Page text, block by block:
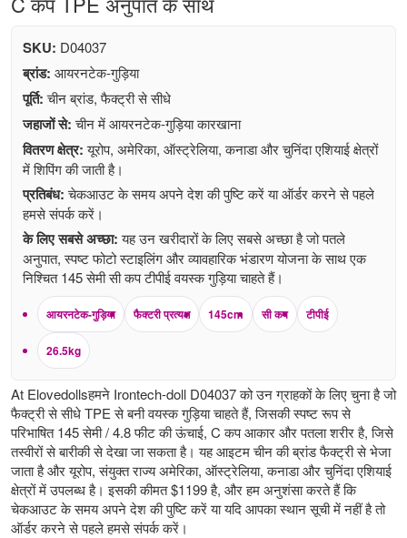
SKU: D04037
ब्रांड: आयरनटेक-गुड़िया
पूर्ति:चीन ब्रांड, फैक्ट्री से सीधे
जहाजों से:चीन में आयरनटेक-गुड़िया कारखाना
वितरण क्षेत्र:यूरोप, अमेरिका, ऑस्ट्रेलिया, कनाडा और चुनिंदा एशियाई क्षेत्रों
में शिपिंग की जाती है।
प्रतिबंध:चेकआउट के समय अपने देश की पुष्टि करें या ऑर्डर करने से पहले
हमसे संपर्क करें।
के लिए सबसे अच्छा:यह उन खरीदारों के लिए सबसे अच्छा है जो पतले
अनुपात, स्पष्ट फोटो स्टाइलिंग और व्यावहारिक भंडारण योजना के साथ एक
निश्चित 145 सेमी सी कप टीपीई वयस्क गुड़िया चाहते हैं।
आयरनटेक-गुड़िया फैक्टरी प्रत्यक्ष 145cm सी कप टीपीई
26.5kg
At Elovedollsहमने Irontech-doll D04037 को उन ग्राहकों के लिए चुना है जो
फैक्ट्री से सीधे TPE से बनी वयस्क गुड़िया चाहते हैं, जिसकी स्पष्ट रूप से
परिभाषित 145 सेमी / 4.8 फीट की ऊंचाई, C कप आकार और पतला शरीर है, जिसे
तस्वीरों से बारीकी से देखा जा सकता है। यह आइटम चीन की ब्रांड फैक्ट्री से भेजा
जाता है और यूरोप, संयुक्त राज्य अमेरिका, ऑस्ट्रेलिया, कनाडा और चुनिंदा एशियाई
क्षेत्रों में उपलब्ध है। इसकी कीमत $1199 है, और हम अनुशंसा करते हैं कि
चेकआउट के समय अपने देश की पुष्टि करें या यदि आपका स्थान सूची में नहीं है तो
ऑर्डर करने से पहले हमसे संपर्क करें।